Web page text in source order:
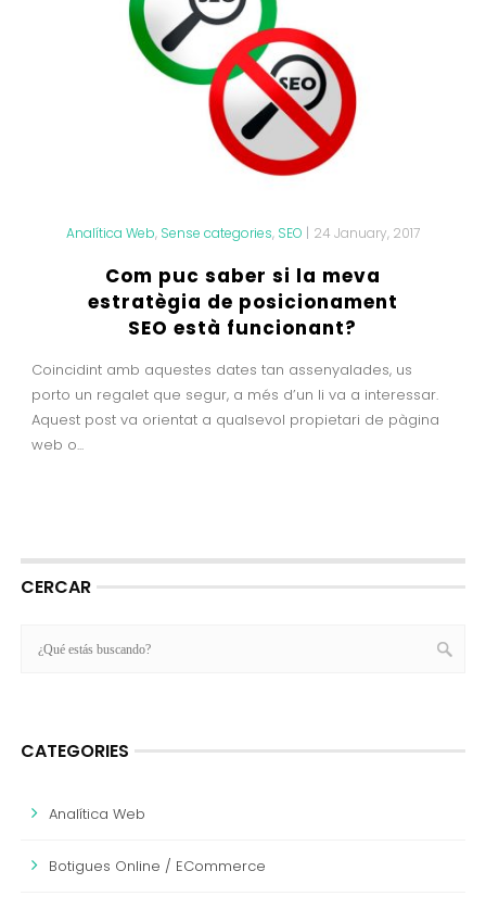
Analítica Web, Sense categories, SEO | 24 January, 2017
Com puc saber si la meva
estratègia de posicionament
SEO està funcionant?
Coincidint amb aquestes dates tan assenyalades, us
porto un regalet que segur, a més d’un li va a interessar.
Aquest post va orientat a qualsevol propietari de pàgina
web o...
CERCAR
CATEGORIES
Analítica Web
Botigues Online / ECommerce